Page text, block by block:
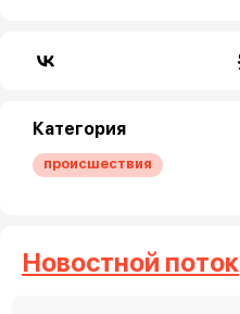
Категория
происшествия
Новостной поток